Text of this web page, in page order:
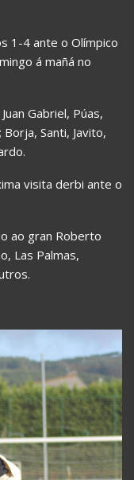
1-4 ante o Olímpico
á mañá no
Gabriel, Púas,
Santi, Javito,
visita derbi ante o
ao gran Roberto
Las Palmas,